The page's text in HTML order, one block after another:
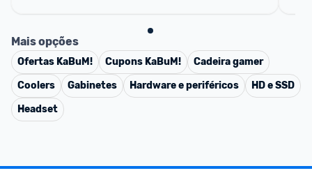
Mais opções
Ofertas KaBuM! Cupons KaBuM!
Cadeira gamer
Coolers
Gabinetes Hardware e periféricos
HD e SSD
Headset